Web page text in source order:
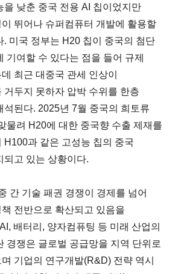
을 낮춘 중국 전용 AI 칩이었지만
뛰어나 슈퍼컴퓨터 개발에 활용할
. 미국 정부는 H20 칩이 중국의 첨단
기여할 수 있다는 점을 들어 규제
최근 대중국 관세 인상이
거두지 못하자 압박 수위를 한층
석된다. 2025년 7월 중국의 희토류
물려 H20에 대한 중국향 수출 제재를
H100과 같은 고성능 칩의 중국
되고 있는 상황이다.
간 기술 패권 경쟁이 경제를 넘어
전반으로 확산되고 있음을
배터리, 양자컴퓨팅 등 미래 산업의
경쟁은 글로벌 공급망을 지역 단위로
기업의 연구개발(R&D) 전략 역시